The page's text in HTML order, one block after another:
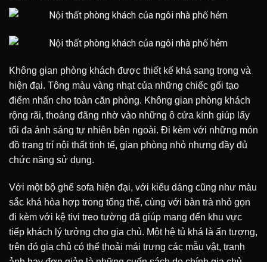
Không gian phòng khách được thiết kế khá sang trọng và
hiện đại. Tông màu vàng nhạt của những chiếc gối tạo
điểm nhấn cho toàn căn phòng. Không gian phòng khách
rộng rãi, thoáng đãng nhờ vào những ô cửa kính giúp lấy
tối đa ánh sáng tự nhiên bên ngoài. Đi kèm với những món
đồ trang trí nội thất tinh tế, gian phòng nhỏ nhưng đầy đủ
chức năng sử dụng.
Với một bộ ghế sofa hiện đại, với kiểu dáng cũng như màu
sắc khá hòa hợp trong tổng thể, cùng với bàn trà nhỏ gọn
đi kèm với kệ tivi treo tường đã giúp mang đến khu vực
tiếp khách lý tưởng cho gia chủ. Một hệ tủ khá là ấn tượng,
trên đó gia chủ có thể thoải mái trưng các mẫu vật, tranh